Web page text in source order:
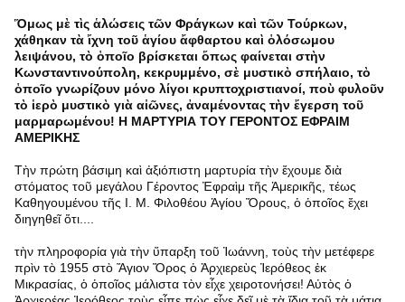
Ὅμως μὲ τὶς ἁλώσεις τῶν Φράγκων καὶ τῶν Τούρκων,
χάθηκαν τὰ ἴχνη τοῦ ἁγίου ἄφθαρτου καὶ ὁλόσωμου
λειψάνου, τὸ ὁποῖο βρίσκεται ὅπως φαίνεται στὴν
Κωνσταντινούπολη, κεκρυμμένο, σὲ μυστικὸ σπήλαιο, τὸ
ὁποῖο γνωρίζουν μόνο λίγοι κρυπτοχριστιανοί, ποὺ φυλοῦν
τὸ ἱερὸ μυστικὸ γιὰ αἰῶνες, ἀναμένοντας τὴν ἔγερση τοῦ
μαρμαρωμένου! Η ΜΑΡΤΥΡΙΑ ΤΟΥ ΓΕΡΟΝΤΟΣ ΕΦΡΑΙΜ
ΑΜΕΡΙΚΗΣ
Τὴν πρώτη βάσιμη καὶ ἀξιόπιστη μαρτυρία τὴν ἔχουμε διὰ
στόματος τοῦ μεγάλου Γέροντος Ἐφραὶμ τῆς Ἀμερικῆς, τέως
Καθηγουμένου τῆς Ι. Μ. Φιλοθέου Ἁγίου Ὅρους, ὁ ὁποῖος ἔχει
διηγηθεῖ ὅτι....
τὴν πληροφορία γιὰ τὴν ὕπαρξη τοῦ Ἰωάννη, τοὺς τὴν μετέφερε
πρὶν τὸ 1955 στὸ Ἅγιον Ὅρος ὁ Ἀρχιερεὺς Ἰερόθεος ἐκ
Μικρασίας, ὁ ὁποῖος μάλιστα τὸν εἶχε χειροτονήσει! Αὐτὸς ὁ